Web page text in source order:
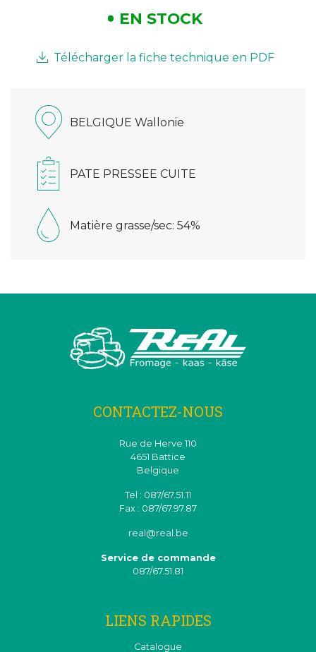
EN STOCK
Télécharger la fiche technique en PDF
BELGIQUE Wallonie
PATE PRESSEE CUITE
Matière grasse/sec: 54%
CONTACTEZ-NOUS
Rue de Herve 110
4651 Battice
Belgique
Tel : 087/67.51.11
Fax : 087/67.97.87
real@real.be
Service de commande
087/67.51.81
LIENS RAPIDES
Catalogue